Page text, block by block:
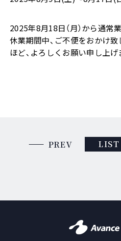
2025年8月18日（月）から通常
休業期間中、ご不便をおかけ
ほど、よろしくお願い申し上げ
PREV LIST